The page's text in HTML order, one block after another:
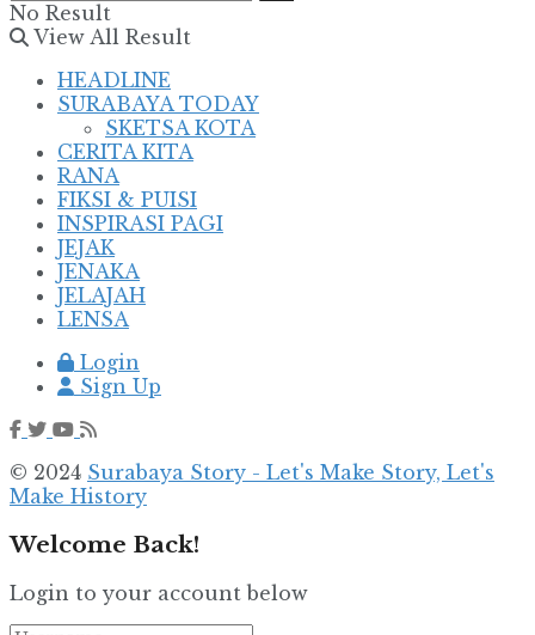
No Result
View All Result
HEADLINE
SURABAYA TODAY
SKETSA KOTA
CERITA KITA
RANA
FIKSI & PUISI
INSPIRASI PAGI
JEJAK
JENAKA
JELAJAH
LENSA
Login
Sign Up
© 2024 Surabaya Story - Let's Make Story, Let's
Make History
Welcome Back!
Login to your account below